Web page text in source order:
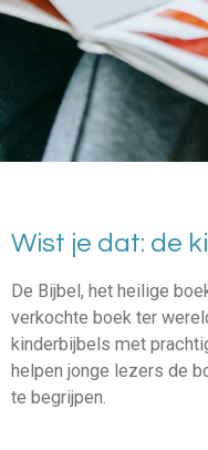
Wist je dat: de
De Bijbel, het heilige
verkochte boek ter
kinderbijbels met
helpen jonge lezers de
te begrijpen.